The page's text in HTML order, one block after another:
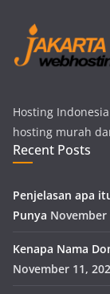
Hosting
hosting murah
Recent Posts
Penjelasan apa
Punya November
Kenapa Nama
November 11,